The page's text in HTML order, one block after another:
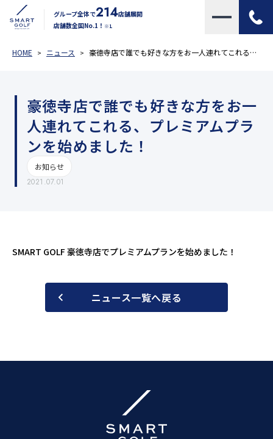
グループ全体で214店舗展開
店舗数全国No.1！ ※1
HOME ニュース 豪徳寺店で誰でも好きな方をお一人連れてこれる、プレミアムプランを始めました！
豪徳寺店で誰でも好きな方をお一
人連れてこれる、プレミアムプラ
ンを始めました！
お知らせ
2021.07.01
SMART GOLF 豪徳寺店でプレミアムプランを始めました！
ニュース一覧へ戻る